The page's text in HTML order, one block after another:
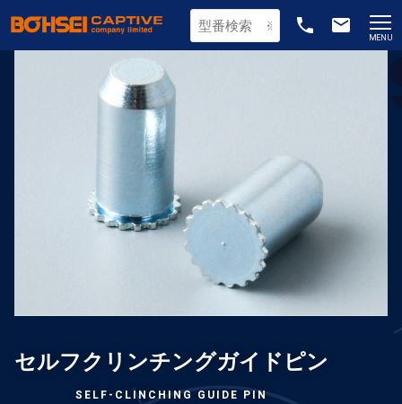
phone email
MENU
セルフクリンチングガイドピン
SELF-CLINCHING GUIDE PIN